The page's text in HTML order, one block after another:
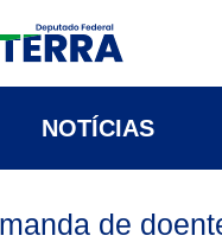
NOTÍCIAS
de